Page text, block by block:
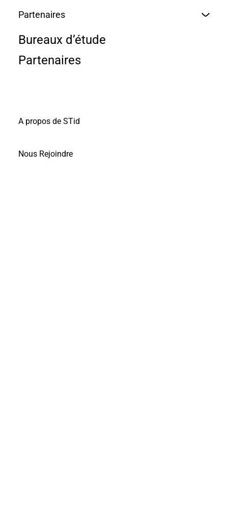
Partenaires
Bureaux d’étude
Partenaires
A propos de STid
Nous Rejoindre